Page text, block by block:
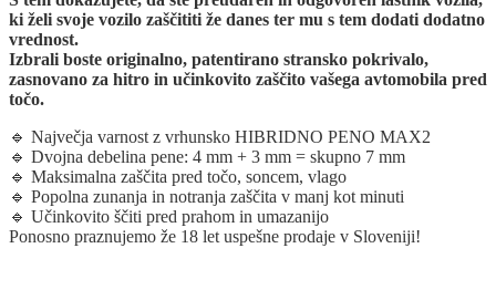
ki želi svoje vozilo zaščititi že danes ter mu s tem dodati dodatno
vrednost.
Izbrali boste originalno, patentirano stransko pokrivalo,
zasnovano za hitro in učinkovito zaščito vašega avtomobila pred
točo.
🔹 Največja varnost z vrhunsko HIBRIDNO PENO MAX2
🔹 Dvojna debelina pene: 4 mm + 3 mm = skupno 7 mm
🔹 Maksimalna zaščita pred točo, soncem, vlago
🔹 Popolna zunanja in notranja zaščita v manj kot minuti
🔹 Učinkovito ščiti pred prahom in umazanijo
Ponosno praznujemo že 18 let uspešne prodaje v Sloveniji!